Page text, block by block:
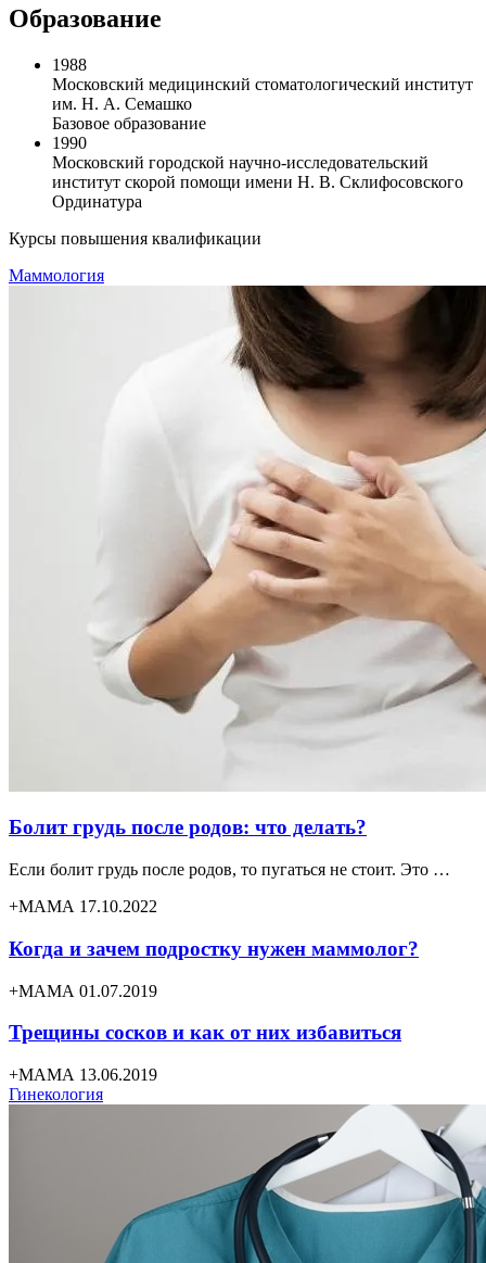
Образование
1988
Московский медицинский стоматологический институт
им. Н. А. Семашко
Базовое образование
1990
Московский городской научно-исследовательский
институт скорой помощи имени Н. В. Склифосовского
Ординатура
Курсы повышения квалификации
Маммология
Болит грудь после родов: что делать?
Если болит грудь после родов, то пугаться не стоит. Это …
+МАМА 17.10.2022
Когда и зачем подростку нужен маммолог?
+МАМА 01.07.2019
Трещины сосков и как от них избавиться
+МАМА 13.06.2019
Гинекология